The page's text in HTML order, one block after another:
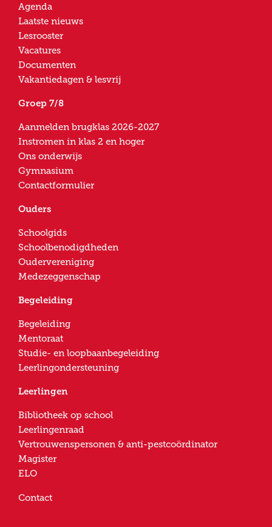
Agenda
Laatste nieuws
Lesrooster
Vacatures
Documenten
Vakantiedagen & lesvrij
Groep 7/8
Aanmelden brugklas 2026-2027
Instromen in klas 2 en hoger
Ons onderwijs
Gymnasium
Contactformulier
Ouders
Schoolgids
Schoolbenodigdheden
Oudervereniging
Medezeggenschap
Begeleiding
Begeleiding
Mentoraat
Studie- en loopbaanbegeleiding
Leerlingondersteuning
Leerlingen
Bibliotheek op school
Leerlingenraad
Vertrouwenspersonen & anti-pestcoördinator
Magister
ELO
Contact